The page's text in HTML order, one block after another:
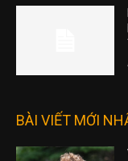
BÀI VIẾT MỚI